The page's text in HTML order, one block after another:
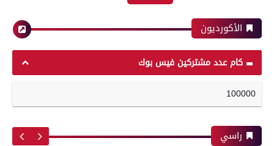
الأهلي وبيراميدز فى الدورى
رياضة
بعدسة الخبر المصري| شاهد أبرز لقطات مباراة
الزمالك و شباب بلوزداد الجزائري فى كأس
الكونفدرالية الإفريقية
الأكورديون
كام عدد مشتركين فيس بوك
100000
راسي
محافظات
محافظ الفيوم يستقبل مدير مديرية الصحة الجديد
ويؤكد: تحسين جودة الخدمات الطبية أولوية